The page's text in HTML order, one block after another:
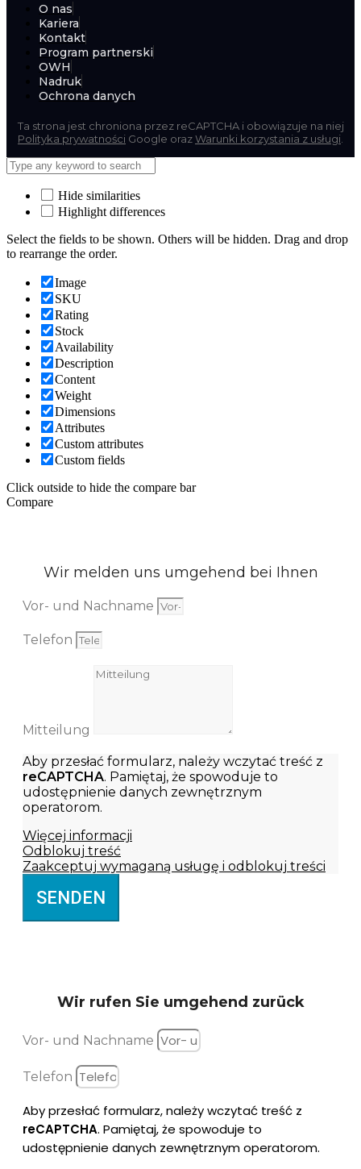
O nas
Kariera
Kontakt
Program partnerski
OWH
Nadruk
Ochrona danych
Ta strona jest chroniona przez reCAPTCHA i obowiązuje na niej
Polityka prywatności Google orazWarunki korzystania z usługi
Hide similarities
Highlight differences
Select the fields to be shown. Others will be hidden. Drag and drop
to rearrange the order.
Image
SKU
Rating
Stock
Availability
Description
Content
Weight
Dimensions
Attributes
Custom attributes
Custom fields
Click outside to hide the compare bar
Compare
Wir melden uns umgehend bei Ihnen
Vor- und Nachname
Telefon
Mitteilung
Aby przesłać formularz, należy wczytać treść z
reCAPTCHA. Pamiętaj, że spowoduje to
udostępnienie danych zewnętrznym
operatorom.
Więcej informacji
Odblokuj treść
Zaakceptuj wymaganą usługę i odblokuj treści
SENDEN
Wir rufen Sie umgehend zurück
Vor- und Nachname
Telefon
Aby przesłać formularz, należy wczytać treść z
reCAPTCHA. Pamiętaj, że spowoduje to
udostępnienie danych zewnętrznym operatorom.